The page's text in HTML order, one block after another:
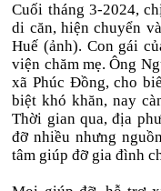
Cuối tháng 3-2024,
di căn, hiện chuyển
Huế (ảnh). Con gái
viện chăm mẹ. Ông
xã Phúc Đồng, cho
biệt khó khăn, nay
Thời gian qua, địa
đỡ nhiều nhưng
tâm giúp đỡ gia đình